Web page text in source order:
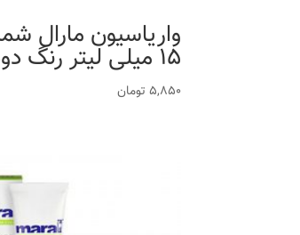
15 میلی لیتر رنگ دودی
5,850 تومان